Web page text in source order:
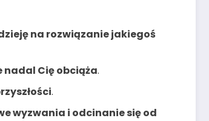
na rozwiązanie jakiegoś
nadal Cię obciąża.
.
wyzwania i odcinanie się od